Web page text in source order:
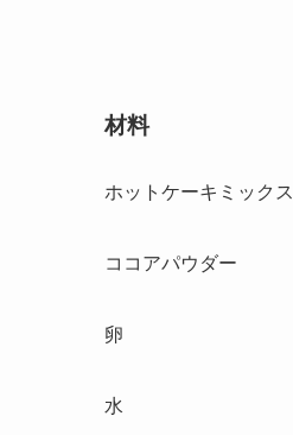
材料
ホットケーキミックス
ココアパウダー
卵
水